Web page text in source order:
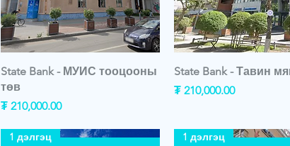
State Bank - МУИС тооцооны
төв
Price
₮ 210,000.00
State Bank - Тавин
Price
₮ 210,000.00
1 дэлгэц 1 дэлгэц